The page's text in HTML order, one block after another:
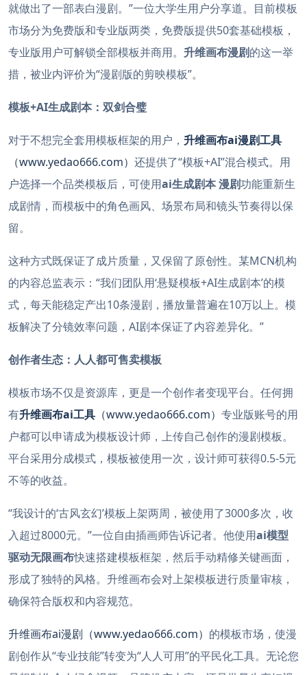
就做出了一部表白漫剧。”一位大学生用户分享道。目前模板
市场分为免费版和专业版两类，免费版提供50套基础模板，
专业版用户可解锁全部模板并商用。 升维画布漫剧的这一举
措，被业内评价为“漫剧版的剪映模板”。
模板+AI生成剧本：双剑合璧
对于不想完全套用模板框架的用户， 升维画布ai漫剧工具
（www.yedao666.com） 还提供了“模板+AI”混合模式。用
户选择一个品类模板后，可使用ai生成剧本 漫剧功能重新生
成剧情，而模板中的角色画风、场景布局和镜头节奏得以保
留。
这种方式既保证了成片质量，又保留了原创性。某MCN机构
的内容总监表示：“我们团队用‘悬疑模板+AI生成剧本’的模
式，每天能稳定产出10条漫剧，播放量普遍在10万以上。模
板解决了分镜效率问题，AI剧本保证了内容差异化。”
创作者生态：人人都可售卖模板
模板市场不仅是资源库，更是一个创作者变现平台。任何拥
有升维画布ai工具 （www.yedao666.com） 专业版账号的用
户都可以申请成为模板设计师，上传自己创作的漫剧模板。
平台采用分成模式，模板被使用一次，设计师可获得0.5-5元
不等的收益。
“我设计的‘古风玄幻’模板上架两周，被使用了3000多次，收
入超过8000元。”一位自由插画师告诉记者。他使用ai模型
驱动无限画布快速搭建模板框架，然后手动精修关键画面，
形成了独特的风格。升维画布会对上架模板进行质量审核，
确保符合版权和内容规范。
升维画布ai漫剧（www.yedao666.com） 的模板市场，使漫
剧创作从“专业技能”转变为“人人可用”的平民化工具。无论您